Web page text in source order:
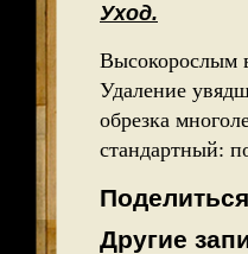
Уход.
Высокорослым
Удаление
обрезка
стандартный:
Другие